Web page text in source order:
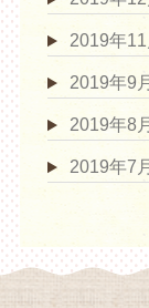
2019年11
2019年9月
2019年8月
2019年7月